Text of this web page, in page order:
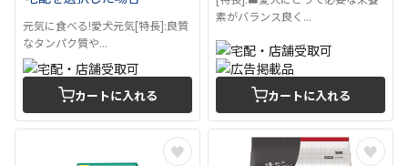
元気に食べる!愛犬元気[特長]:良質
なタンパク質や...
カートに入れる
素がバランス良く...
カートに入れる